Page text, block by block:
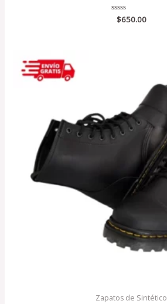
Valorado
en
$650.00
Zapatos de Sintético